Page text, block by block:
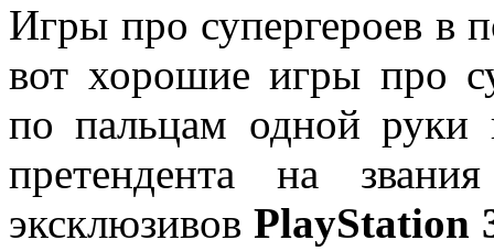
Игры про супергероев в
вот хорошие игры про
по пальцам одной руки
претендента на
эксклюзивовPlayStation